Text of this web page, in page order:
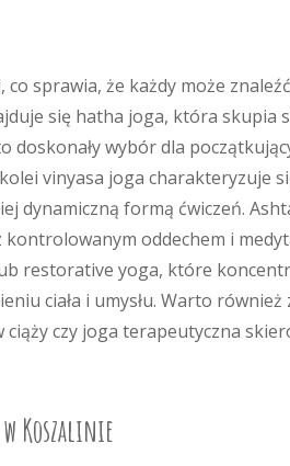
sprawia, że każdy może
się hatha joga, która skupia
doskonały wybór dla
vinyasa joga charakteryzuje
dynamiczną formą ćwiczeń.
oddechem i
restorative yoga, które
ciała i umysłu. Warto również
czy joga terapeutyczna
Koszalinie